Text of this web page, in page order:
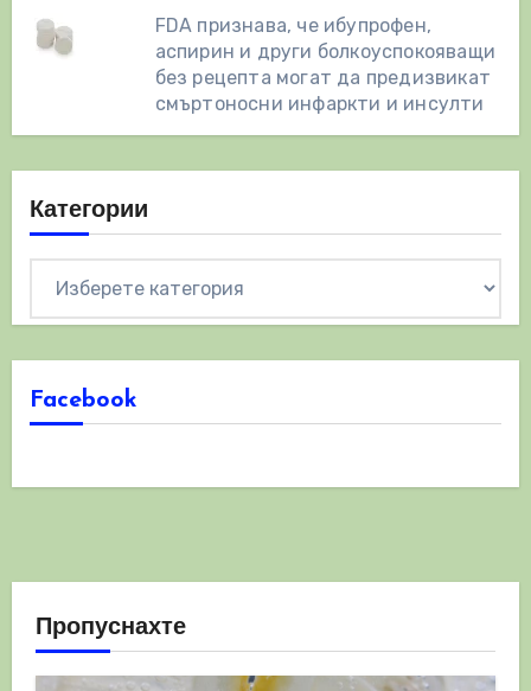
FDA признава, че ибупрофен,
аспирин и други болкоуспокояващи
без рецепта могат да предизвикат
смъртоносни инфаркти и инсулти
Категории
Facebook
Пропуснахте